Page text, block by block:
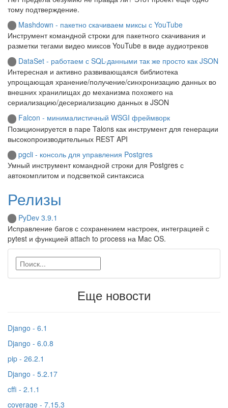
тому подтверждение.
Mashdown - пакетно скачиваем миксы с YouTube
Инструмент командной строки для пакетного скачивания и
разметки тегами видео миксов YouTube в виде аудиотреков
DataSet - работаем с SQL-данными так же просто как JSON
Интересная и активно развивающаяся библиотека
упрощающая хранение/получение/синхронизацию данных во
внешних хранилищах до механизма похожего на
сериализацию/десериализацию данных в JSON
Falcon - минималистичный WSGI фреймворк
Позиционируется в паре Talons как инструмент для генерации
высокопроизводительных REST API
pgcli - консоль для управления Postgres
Умный инструмент командной строки для Postgres с
автокомплитом и подсветкой синтаксиса
Релизы
PyDev 3.9.1
Исправление багов с сохранением настроек, интеграцией с
pytest и функцией attach to process на Mac OS.
Еще новости
Django - 6.1
Django - 6.0.8
pip - 26.2.1
Django - 5.2.17
cffi - 2.1.1
coverage - 7.15.3